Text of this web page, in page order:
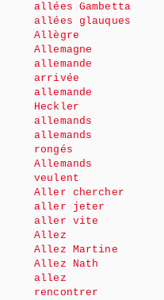
allées Gambetta
allées glauques
Allègre
Allemagne
allemande
arrivée
allemande
Heckler
allemands
allemands
rongés
Allemands
veulent
Aller chercher
aller jeter
aller vite
Allez
Allez Martine
Allez Nath
allez
rencontrer